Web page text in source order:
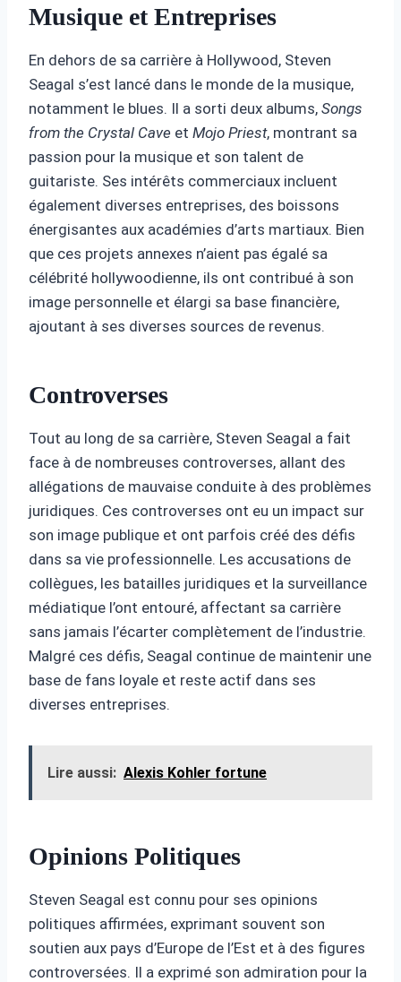
Musique et Entreprises
En dehors de sa carrière à Hollywood, Steven
Seagal s’est lancé dans le monde de la musique,
notamment le blues. Il a sorti deux albums, Songs
from the Crystal Cave et Mojo Priest, montrant sa
passion pour la musique et son talent de
guitariste. Ses intérêts commerciaux incluent
également diverses entreprises, des boissons
énergisantes aux académies d’arts martiaux. Bien
que ces projets annexes n’aient pas égalé sa
célébrité hollywoodienne, ils ont contribué à son
image personnelle et élargi sa base financière,
ajoutant à ses diverses sources de revenus.
Controverses
Tout au long de sa carrière, Steven Seagal a fait
face à de nombreuses controverses, allant des
allégations de mauvaise conduite à des problèmes
juridiques. Ces controverses ont eu un impact sur
son image publique et ont parfois créé des défis
dans sa vie professionnelle. Les accusations de
collègues, les batailles juridiques et la surveillance
médiatique l’ont entouré, affectant sa carrière
sans jamais l’écarter complètement de l’industrie.
Malgré ces défis, Seagal continue de maintenir une
base de fans loyale et reste actif dans ses
diverses entreprises.
Lire aussi: Alexis Kohler fortune
Opinions Politiques
Steven Seagal est connu pour ses opinions
politiques affirmées, exprimant souvent son
soutien aux pays d’Europe de l’Est et à des figures
controversées. Il a exprimé son admiration pour la